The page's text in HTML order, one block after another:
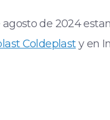
agosto de 2024
Coldeplasty en